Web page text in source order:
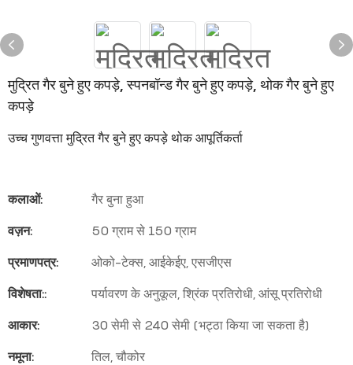
मुद्रित गैर बुने हुए कपड़े, स्पनबॉन्ड गैर बुने हुए कपड़े, थोक गैर बुने हुए
कपड़े
उच्च गुणवत्ता मुद्रित गैर बुने हुए कपड़े थोक आपूर्तिकर्ता
कलाओं:
गैर बुना हुआ
वज़न:
50 ग्राम से 150 ग्राम
प्रमाणपत्र:
ओको-टेक्स, आईकेईए, एसजीएस
विशेषता::
पर्यावरण के अनुकूल, श्रिंक प्रतिरोधी, आंसू प्रतिरोधी
आकार:
30 सेमी से 240 सेमी (भट्ठा किया जा सकता है)
नमूना:
तिल, चौकोर